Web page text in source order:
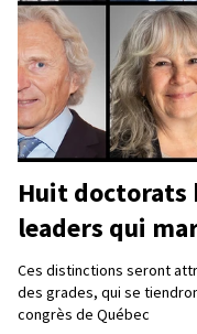
Huit doctorats
leaders qui
Ces distinctions seront
des grades, qui se
congrès de Québec